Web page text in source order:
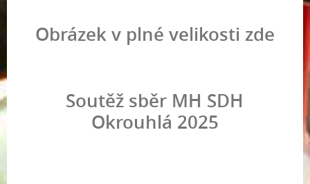
Obrázek v plné velikosti zde
Soutěž sběr MH SDH
Okrouhlá 2025